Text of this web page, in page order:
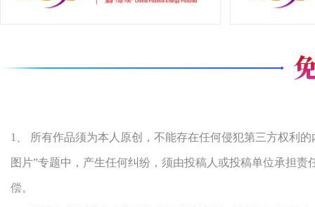
1、 所有作品须为本人原创，不能存在任何侵犯第三方权利
图片”专题中，产生任何纠纷，须由投稿人或投稿单位承担
偿。